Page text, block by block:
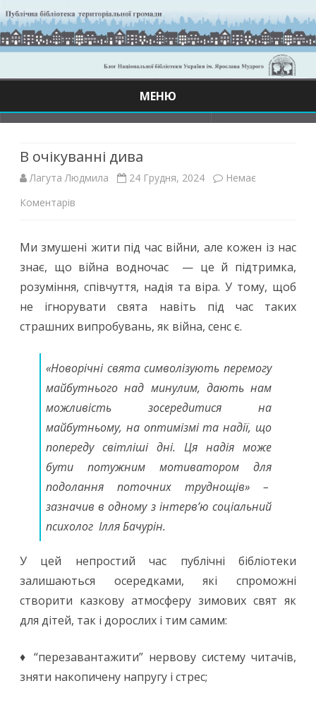
МЕНЮ
В очікуванні дива
Лагута Людмила 24 Грудня, 2024
Немає
Коментарів
очікуванні
Ми змушені жити під час війни, але кожен із нас
знає, що війна водночас — це й підтримка,
розуміння, співчуття, надія та віра. У тому, щоб
не ігнорувати свята навіть під час таких
страшних випробувань, як війна, сенс є.
«Новорічні свята символізують перемогу
майбутнього над минулим, дають нам
можливість зосередитися на
майбутньому, на оптимізмі та надії, що
попереду світліші дні. Ця надія може
бути потужним мотиватором для
подолання поточних труднощів» –
зазначив в одному з інтерв’ю соціальний
психолог Ілля Бачурін.
У цей непростий час публічні бібліотеки
залишаються осередками, які спроможні
створити казкову атмосферу зимових свят як
для дітей, так і дорослих і тим самим:
♦ “перезавантажити” нервову систему читачів,
зняти накопичену напругу і стрес;